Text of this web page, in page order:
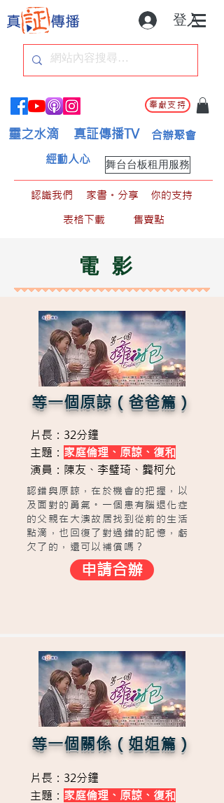
登入
奉獻支持
靈之水滴 真証傳播TV 合辦聚會
舞台台板租用服務
經動人心
認識我們 家書。分享
你的支持
表格下載
售賣點
電影
等一個原諒（爸爸篇）
片長：32分鐘
主題： 家庭倫理、原諒、復和
演員：陳友、李璧琦、龔柯允
認錯與原諒，在於機會的把握，以
及面對的勇氣。一個患有腦退化症
的父親在大澳故居找到從前的生活
點滴，也回復了對過錯的記憶，虧
欠了的，還可以補償嗎？
申請合辦
等一個關係（姐姐篇）
片長：32分鐘
主題： 家庭倫理、原諒、復和